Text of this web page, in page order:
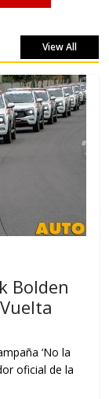
View All
Bolden
‘No la
oficial de la